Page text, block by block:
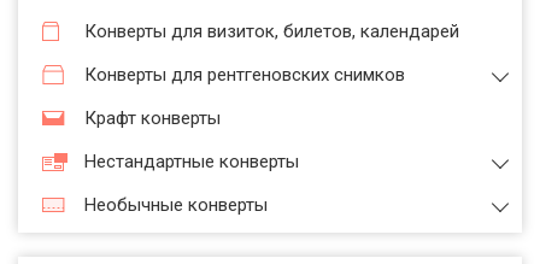
Конверты для визиток, билетов, календарей
Конверты для рентгеновских снимков
Крафт конверты
Нестандартные конверты
Необычные конверты